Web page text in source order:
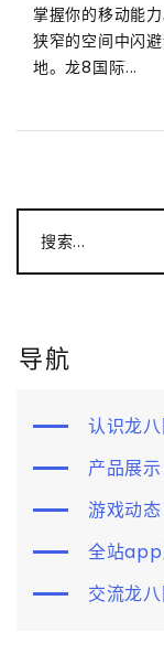
掌握你的移动能
狭窄的空间中闪
地。龙8国际ֹ...
搜索...
导航
认识龙
产品展示
游戏动态
全站app
交流龙